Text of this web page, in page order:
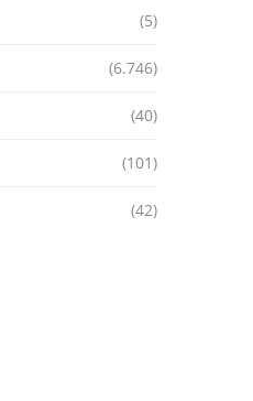
(5)
(6.746)
(40)
(101)
(42)